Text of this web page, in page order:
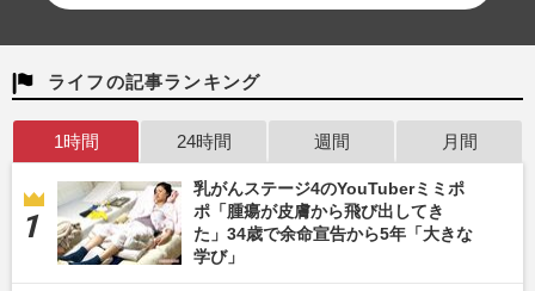
ライフの記事ランキング
1時間 24時間 週間 月間
乳がんステージ4のYouTuberミミポ
ポ「腫瘍が皮膚から飛び出してき
た」34歳で余命宣告から5年「大きな
学び」